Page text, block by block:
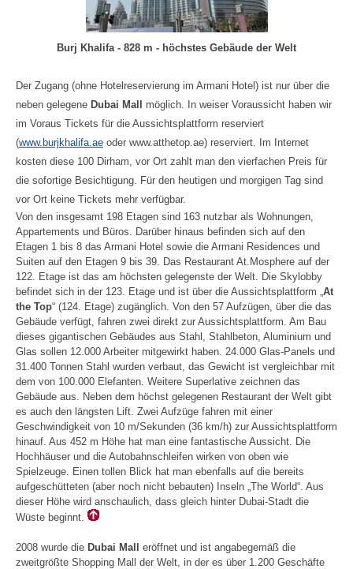
Burj Khalifa - 828 m - höchstes Gebäude der Welt
Der Zugang (ohne Hotelreservierung im Armani Hotel) ist nur über die
neben gelegene Dubai Mall möglich. In weiser Voraussicht haben wir
im Voraus Tickets für die Aussichtsplattform reserviert
(www.burjkhalifa.ae oder www.atthetop.ae) reserviert. Im Internet
kosten diese 100 Dirham, vor Ort zahlt man den vierfachen Preis für
die sofortige Besichtigung. Für den heutigen und morgigen Tag sind
vor Ort keine Tickets mehr verfügbar.
Von den insgesamt 198 Etagen sind 163 nutzbar als Wohnungen,
Appartements und Büros. Darüber hinaus befinden sich auf den
Etagen 1 bis 8 das Armani Hotel sowie die Armani Residences und
Suiten auf den Etagen 9 bis 39. Das Restaurant At.Mosphere auf der
122. Etage ist das am höchsten gelegenste der Welt. Die Skylobby
befindet sich in der 123. Etage und ist über die Aussichtsplattform „ At
the Top“ (124. Etage) zugänglich. Von den 57 Aufzügen, über die das
Gebäude verfügt, fahren zwei direkt zur Aussichtsplattform. Am Bau
dieses gigantischen Gebäudes aus Stahl, Stahlbeton, Aluminium und
Glas sollen 12.000 Arbeiter mitgewirkt haben. 24.000 Glas-Panels und
31.400 Tonnen Stahl wurden verbaut, das Gewicht ist vergleichbar mit
dem von 100.000 Elefanten. Weitere Superlative zeichnen das
Gebäude aus. Neben dem höchst gelegenen Restaurant der Welt gibt
es auch den längsten Lift. Zwei Aufzüge fahren mit einer
Geschwindigkeit von 10 m/Sekunden (36 km/h) zur Aussichtsplattform
hinauf. Aus 452 m Höhe hat man eine fantastische Aussicht. Die
Hochhäuser und die Autobahnschleifen wirken von oben wie
Spielzeuge. Einen tollen Blick hat man ebenfalls auf die bereits
aufgeschütteten (aber noch nicht bebauten) Inseln „The World“. Aus
dieser Höhe wird anschaulich, dass gleich hinter Dubai-Stadt die
Wüste beginnt.
2008 wurde die Dubai Mall
eröffnet und ist angabegemäß die
zweitgrößte Shopping Mall der Welt, in der es über 1.200 Geschäfte